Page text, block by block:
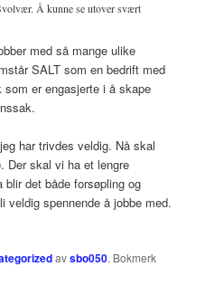
Å kunne se utover svært
med så mange ulike
SALT som en bedrift med
er engasjerte i å skape
har trivdes veldig. Nå skal
Der skal vi ha et lengre
det både forsøpling og
veldig spennende å jobbe med.
avsbo050. Bokmerk